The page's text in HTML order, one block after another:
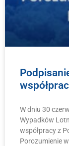
W dniu 30
Wypadków
współpracy z
Porozumienie